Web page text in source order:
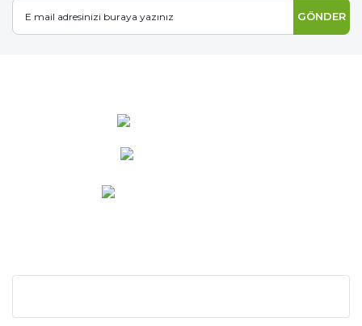
GÖNDER